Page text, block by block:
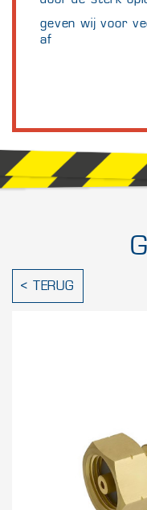
geven wij voor
af
< TERUG